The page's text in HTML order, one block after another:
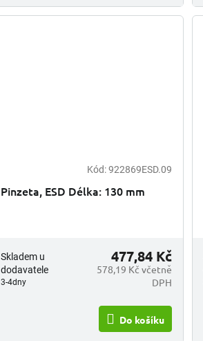
Kód:922869ESD.09
Pinzeta, ESD Délka: 130 mm
Skladem u
dodavatele
3-4dny
578,19 Kč včetně
DPH
477,84 Kč
Do košíku